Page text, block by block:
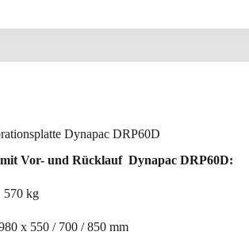
Dynapac DRP60D
Vor- und Rücklauf Dynapac DRP60D:
kg
x 550 / 700 / 850 mm